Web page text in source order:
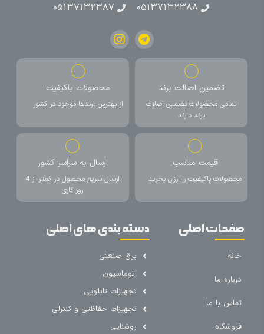
۰۵۱۳۷۱۳۲۳۸۸
۰۵۱۳۷۱۳۲۳۸۷
تضمین اصالت برند
تمامی محصولات تضمین اصلات
برند دارند
محصولات باکیفیت
از بهترین برندها موجود در کشور
قیمت مناسب
محصولات باکیفیت را ارزان بخرید
ارسال به سراسر کشور
ارسال سریع محصول در کمتر از 4
روز کاری
صفحات اصلی
خانه
درباره ما
تماس با ما
فروشگاه
دسته بندی های اصلی
برق صنعتی
اتوماسیون
تجهیزات تابلویی
تجهیزات حفاظتی و کنترلی
روشنایی